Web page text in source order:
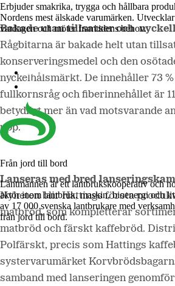
Erbjuder smakrika, trygga och hållbara
Nordens mest älskade varumärken.
vardagen och möter framtidens behov.
Lantmännen Cerealia
Från jord till bord
Lantmännen är ett lantbrukskooperativ och
aktör inom lantbruk, maskin, bioenergi och
av 17 000 svenska lantbrukare med
från jord till bord.
Bakade utan tillsatser och
Rågbitarna är bakade helt utan
konserveringsmedel och den
nyckelhålsmärkt. De innehåller 73
fullkornsråg och fiberinnehållet är 11
betydligt mer än vad motsvarande
upp.
Lanseras med bred
Nyheten blir Hattings första
matbröd, som kompletterar
matbröd och färskt kaffebröd.
Polfärskt, precis som Hattings
systervarumärket
samband med lanseringen